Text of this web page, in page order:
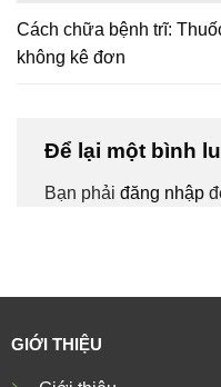
Cách chữa bệnh trĩ:
không kê đơn
Để lại một bình
Bạn phải đăng nhập
GIỚI THIỆU